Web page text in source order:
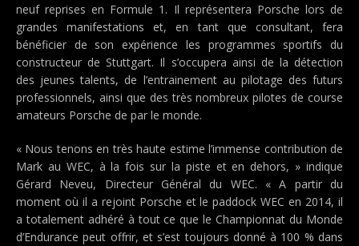
neuf reprises en Formule 1. Il représentera Porsche lors de
grandes manifestations et, en tant que consultant, fera
bénéficier de son expérience les programmes sportifs du
constructeur de Stuttgart. Il s’occupera ainsi de la détection
des jeunes talents, de l’entrainement au pilotage des futurs
professionnels, ainsi que des très nombreux pilotes de course
amateurs Porsche de par le monde.
« Nous tenons en très haute estime l’immense contribution de
Mark au WEC, à la fois sur la piste et en dehors, » indique
Gérard Neveu, Directeur Général du WEC. « A partir du
moment où il a rejoint Porsche et le paddock WEC en 2014, il
a totalement adhéré à tout ce que le Championnat du Monde
d’Endurance peut offrir, et s’est toujours donné à 100 % dans